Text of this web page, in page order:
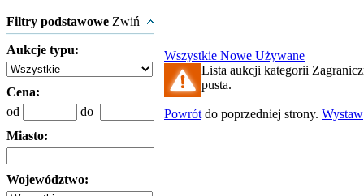
Filtry podstawowe Zwiń
Aukcje typu:
Cena:
od
do
Miasto:
Województwo:
Wszystkie Nowe Używane
Lista aukcji kategorii
pusta.
Powrót do poprzedniej strony. Wystaw